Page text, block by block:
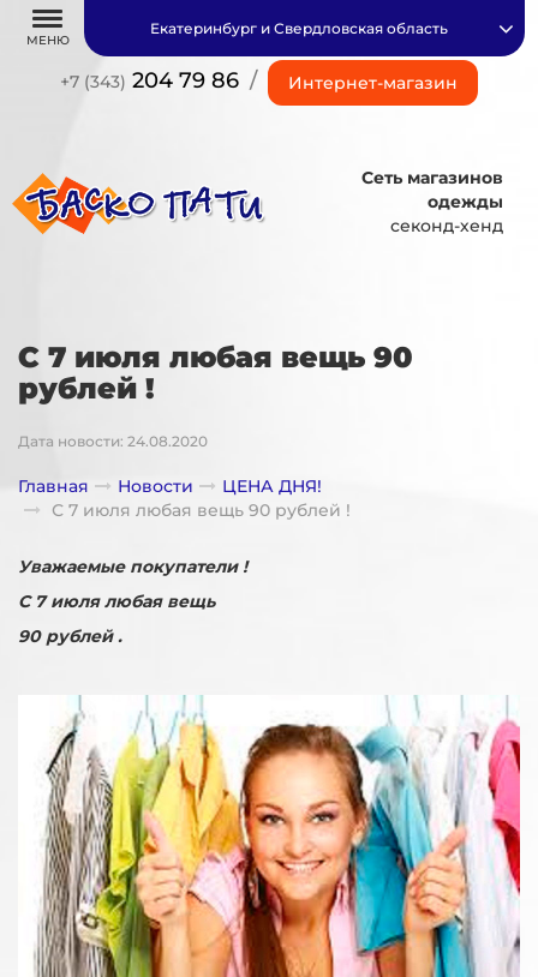
МЕНЮ
+7 (343) 204 79 86 / Интернет-магазин
Екатеринбург и Свердловская область
Сеть магазинов
одежды
секонд-хенд
С 7 июля любая вещь 90
рублей !
Дата новости: 24.08.2020
Главная Новости
ЦЕНА ДНЯ!
С 7 июля любая вещь 90 рублей !
Уважаемые покупатели !
С 7 июля любая вещь
90 рублей .